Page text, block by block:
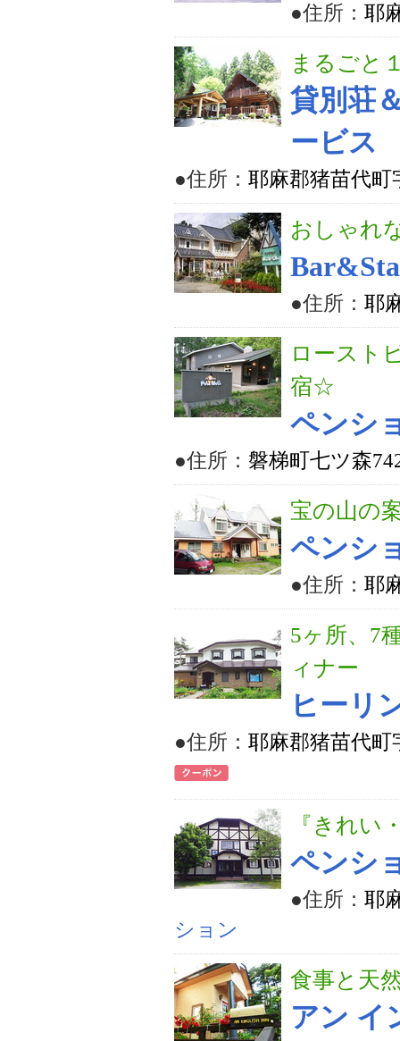
●住所： 耶
まるごと
貸別荘
ービス
●住所： 耶麻郡猪苗代町
おしゃれ
●住所： 耶
ロースト
宿☆
ペンシ
●住所： 磐梯町七ツ森
宝の山の
ペンシ
●住所： 耶
5ヶ所、7
ィナー
ヒーリ
●住所： 耶麻郡猪苗代町
『きれい
ペンシ
●住所： 耶
ション
食事と天
アン イ